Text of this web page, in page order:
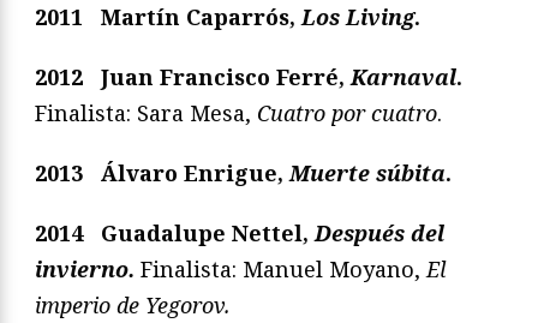
2011 Martín Caparrós, Los Living.
2012 Juan Francisco Ferré, Karnaval.
Finalista: Sara Mesa, Cuatro por cuatro.
2013 Álvaro Enrigue, Muerte súbita.
2014 Guadalupe Nettel, Después del
invierno. Finalista: Manuel Moyano, El
imperio de Yegorov.